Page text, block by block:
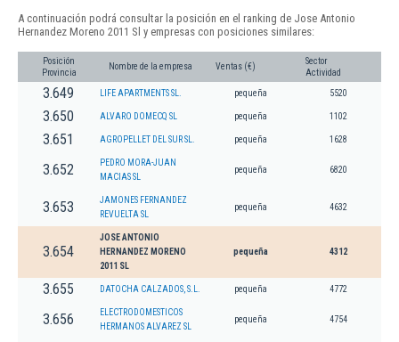
A continuación podrá consultar la posición en el ranking de Jose Antonio
Hernandez Moreno 2011 Sl y empresas con posiciones similares:
Posición
Provincia
Nombre de la empresa Ventas (€)
Sector
Actividad
3.649 LIFE APARTMENTS SL. pequeña 5520
3.650 ALVARO DOMECQ SL pequeña 1102
3.651 AGROPELLET DEL SUR SL. pequeña 1628
3.652
PEDRO MORA-JUAN
MACIAS SL
pequeña 6820
3.653
JAMONES FERNANDEZ
REVUELTA SL
pequeña 4632
3.654
JOSE ANTONIO
HERNANDEZ MORENO
2011 SL
pequeña 4312
3.655 DATOCHA CALZADOS, S.L. pequeña 4772
3.656
ELECTRODOMESTICOS
HERMANOS ALVAREZ SL
pequeña 4754